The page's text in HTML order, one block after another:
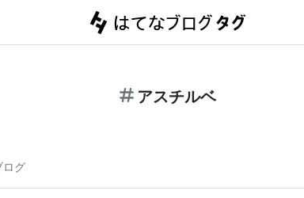
アスチルベ
ログ